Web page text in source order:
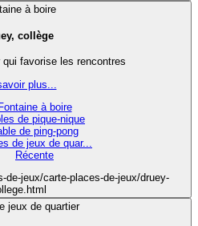
à boire
collège
qui favorise les rencontres
plus...
Fontaine à boire
de pique-nique
de ping-pong
de jeux de quar...
Récente
de-jeux/carte-places-de-jeux/druey-
jeux de quartier